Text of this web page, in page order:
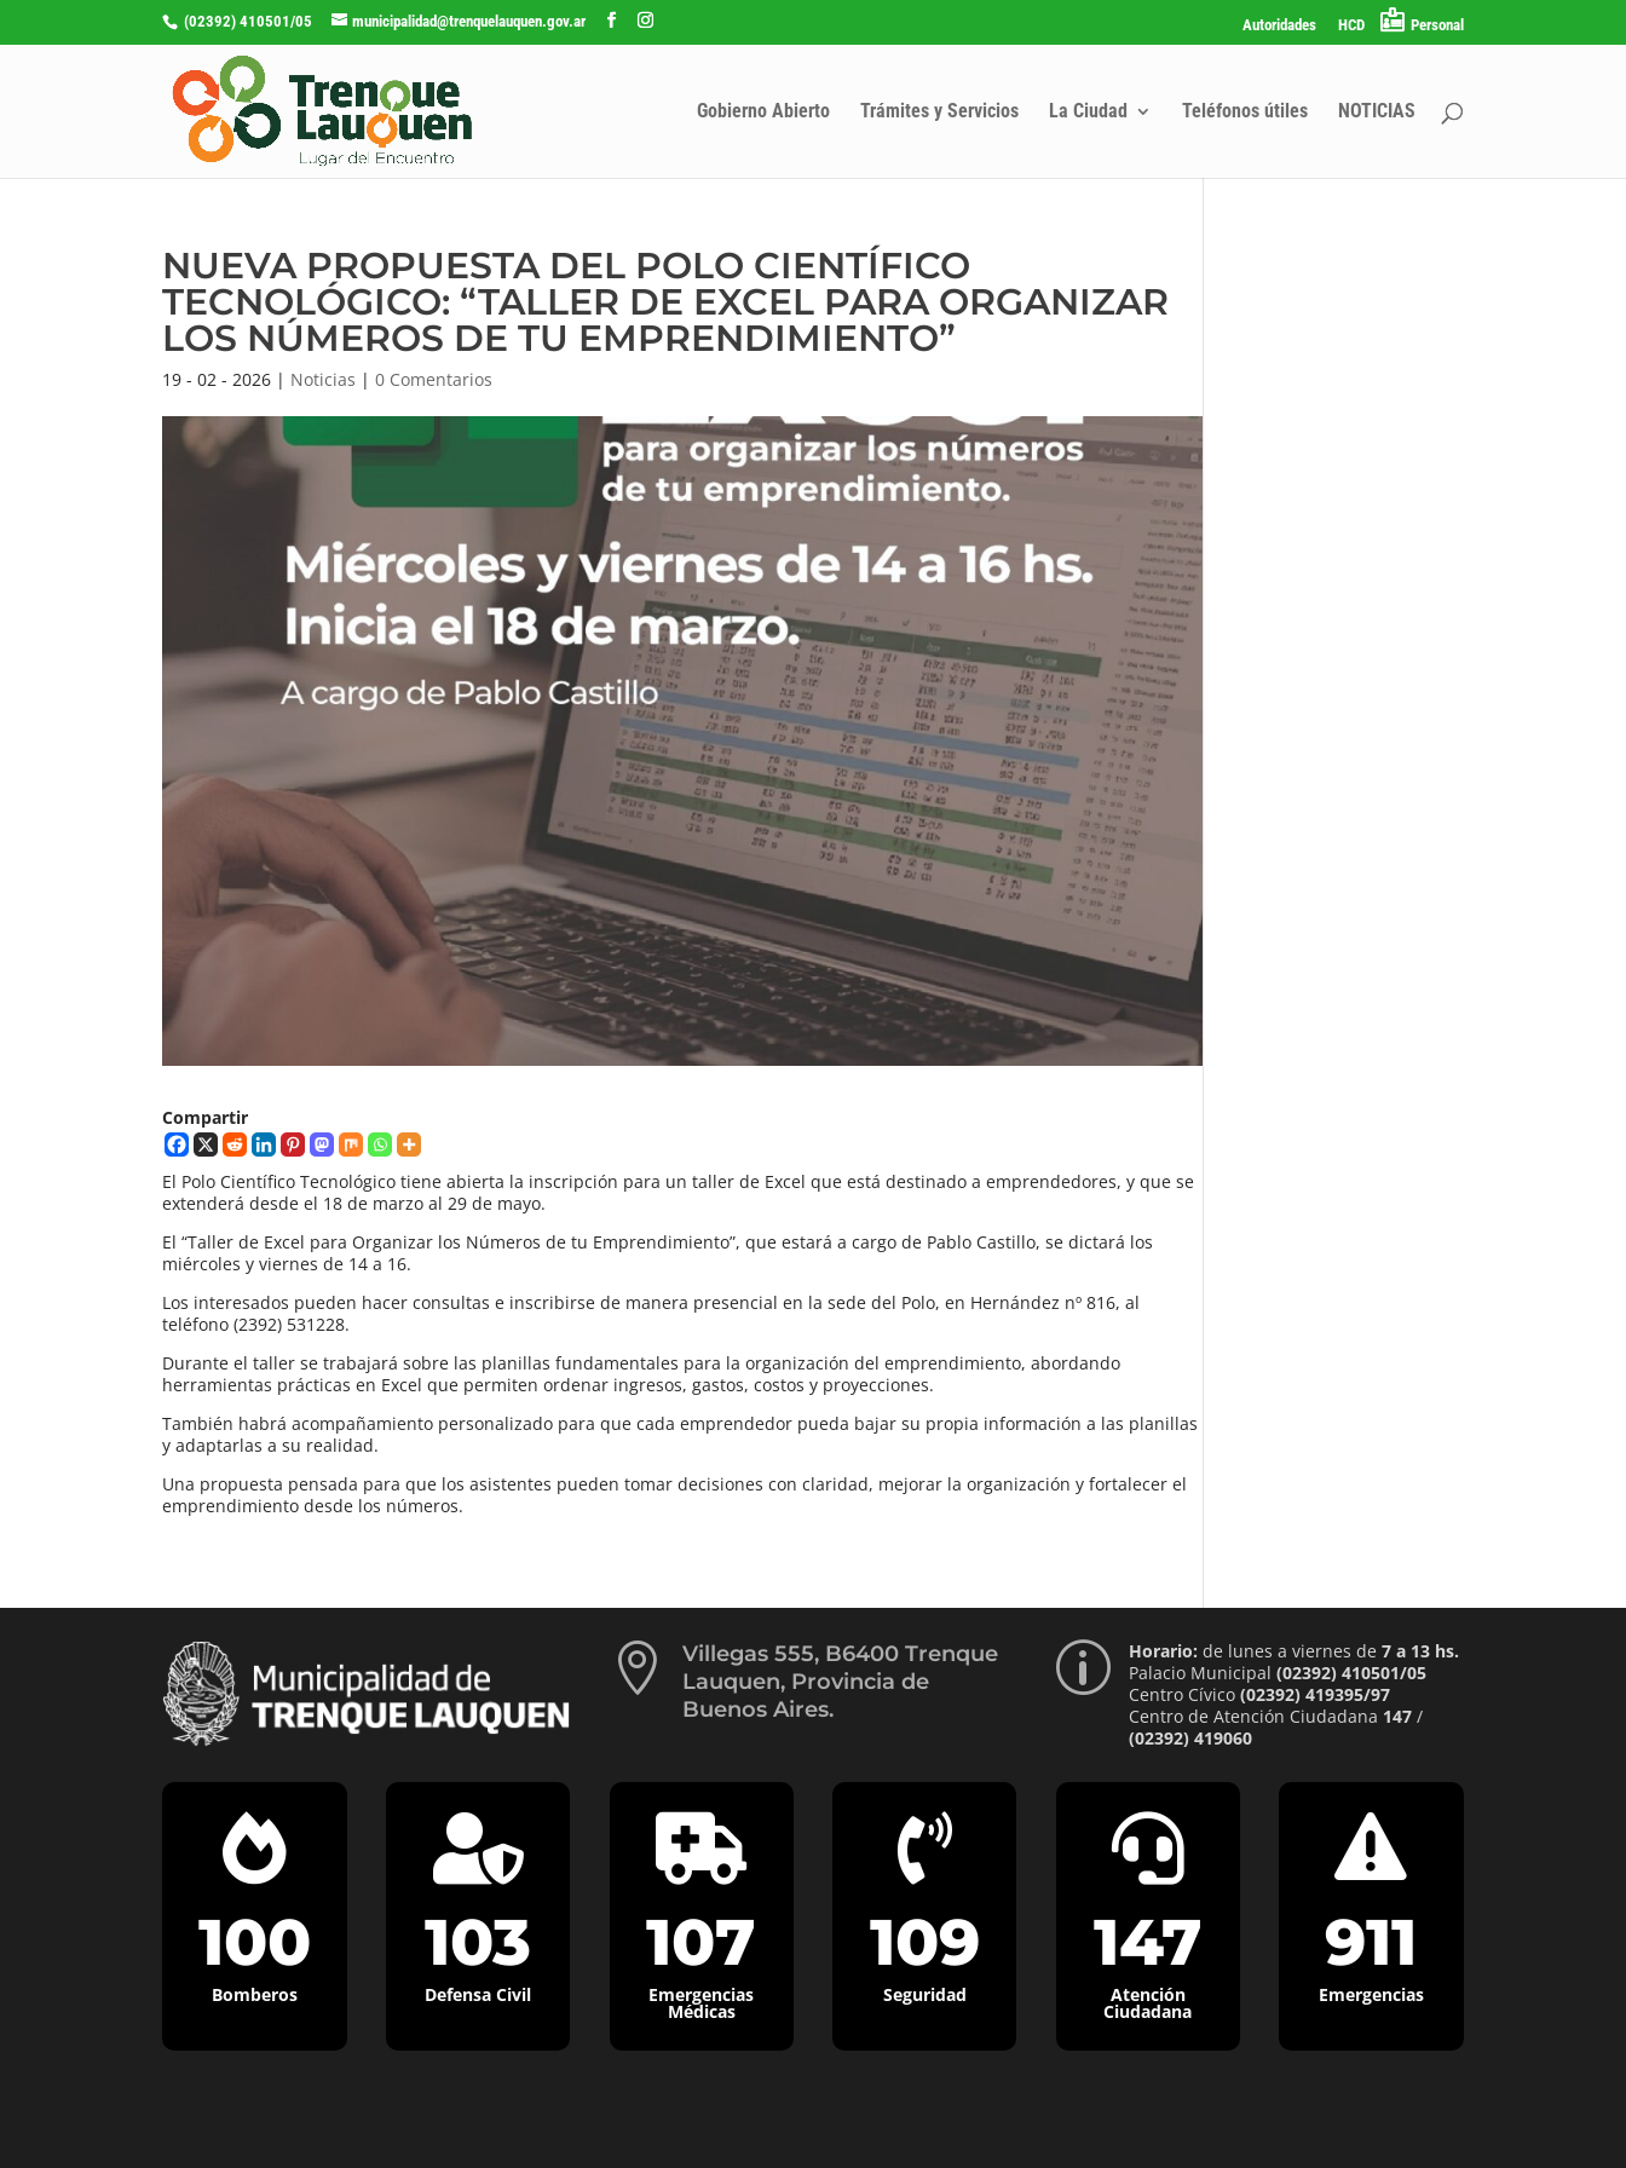
(02392) 410501/05 municipalidad@trenquelauquen.gov.ar Autoridades HCD Personal
Gobierno Abierto Trámites y Servicios La Ciudad Teléfonos útiles NOTICIAS
NUEVA PROPUESTA DEL POLO CIENTÍFICO
TECNOLÓGICO: “TALLER DE EXCEL PARA ORGANIZAR
LOS NÚMEROS DE TU EMPRENDIMIENTO”
19 - 02 - 2026 | Noticias |0 Comentarios
Compartir
El Polo Científico Tecnológico tiene abierta la inscripción para un taller de Excel que está destinado a emprendedores, y que se
extenderá desde el 18 de marzo al 29 de mayo.
El “Taller de Excel para Organizar los Números de tu Emprendimiento”, que estará a cargo de Pablo Castillo, se dictará los
miércoles y viernes de 14 a 16.
Los interesados pueden hacer consultas e inscribirse de manera presencial en la sede del Polo, en Hernández nº 816, al
teléfono (2392) 531228.
Durante el taller se trabajará sobre las planillas fundamentales para la organización del emprendimiento, abordando
herramientas prácticas en Excel que permiten ordenar ingresos, gastos, costos y proyecciones.
También habrá acompañamiento personalizado para que cada emprendedor pueda bajar su propia información a las planillas
y adaptarlas a su realidad.
Una propuesta pensada para que los asistentes pueden tomar decisiones con claridad, mejorar la organización y fortalecer el
emprendimiento desde los números.

Villegas 555, B6400 Trenque
Lauquen, Provincia de
Buenos Aires.
p Horario: de lunes a viernes de 7 a 13 hs.
Palacio Municipal (02392) 410501/05
Centro Cívico (02392) 419395/97
Centro de Atención Ciudadana 147/
(02392) 419060

100
Bomberos

103
Defensa Civil

107
Emergencias
Médicas

109
Seguridad

147
Atención
Ciudadana

911
Emergencias